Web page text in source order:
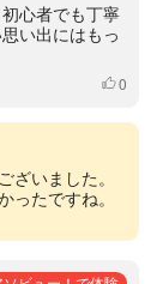
心者でも丁寧
い出にはもっ
いいね
0
ざいました。
ったですね。